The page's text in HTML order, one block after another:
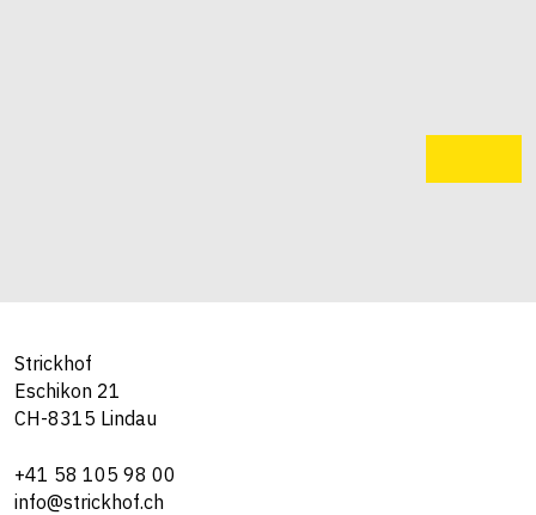
Strickhof
Eschikon 21
CH-8315 Lindau
+41 58 105 98 00
info@strickhof.ch